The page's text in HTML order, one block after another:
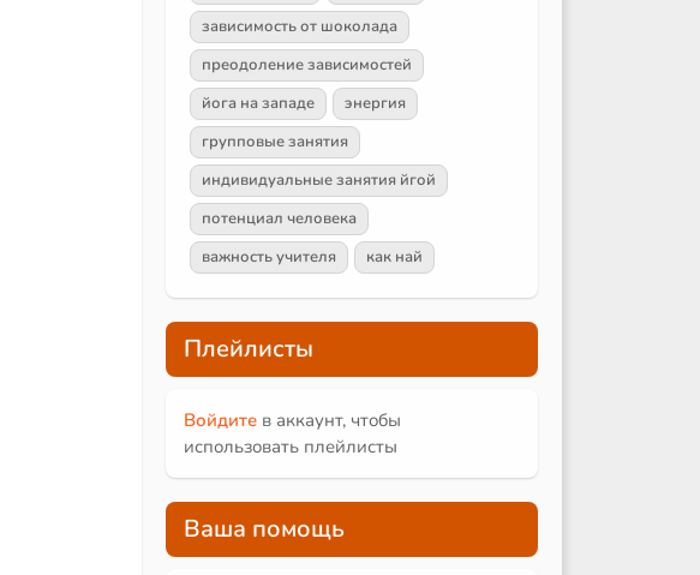
зависимость от шоколада
преодоление зависимостей
йога на западе
энергия
групповые занятия
индивидуальные занятия йгой
потенциал человека
важность учителя
как най
Плейлисты
Войдите в аккаунт, чтобы
использовать плейлисты
Ваша помощь